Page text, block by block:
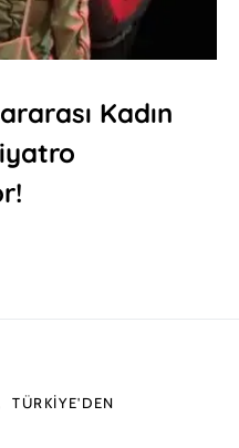
Kadın
TÜRKIYE'DEN